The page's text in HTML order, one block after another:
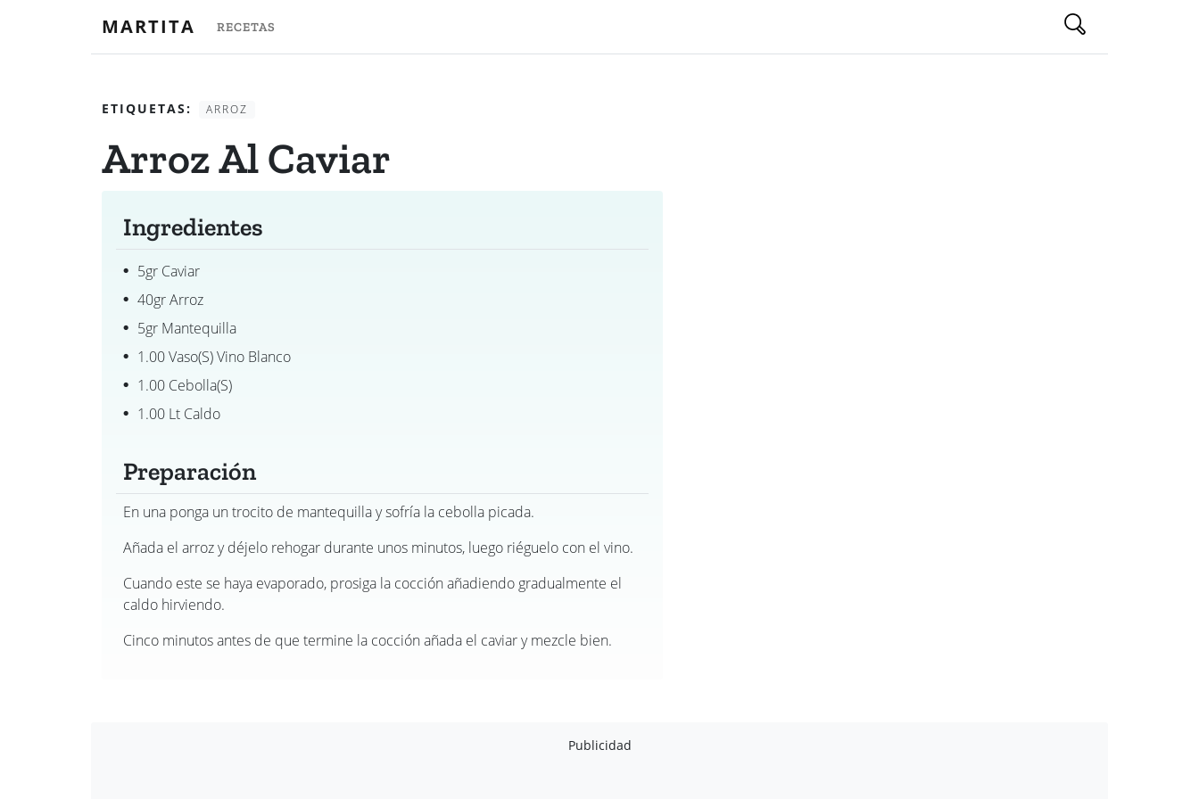
MARTITA RECETAS
ETIQUETAS: ARROZ
Arroz Al Caviar
Ingredientes
5gr Caviar
40gr Arroz
5gr Mantequilla
1.00 Vaso(s) Vino Blanco
1.00 Cebolla(s)
1.00 Lt Caldo
Preparación
En una ponga un trocito de mantequilla y sofría la cebolla picada.
Añada el arroz y déjelo rehogar durante unos minutos, luego riéguelo con el vino.
Cuando este se haya evaporado, prosiga la cocción añadiendo gradualmente el
caldo hirviendo.
Cinco minutos antes de que termine la cocción añada el caviar y mezcle bien.
Publicidad